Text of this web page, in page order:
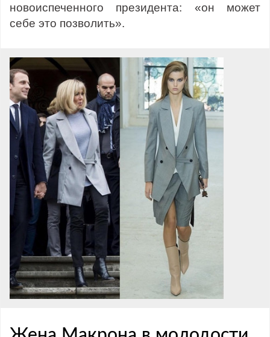
новоиспеченного президента: «он может
себе это позволить».